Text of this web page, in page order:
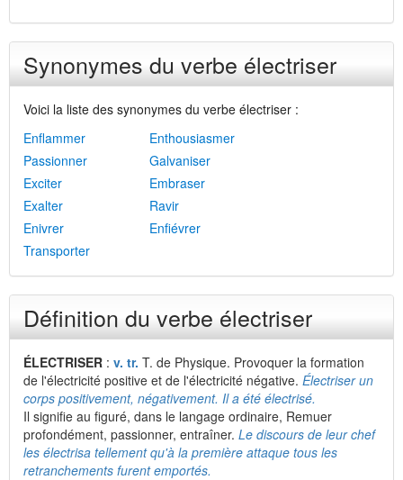
Synonymes du verbe électriser
Voici la liste des synonymes du verbe électriser :
Enflammer
Enthousiasmer
Passionner
Galvaniser
Exciter
Embraser
Exalter
Ravir
Enivrer
Enfiévrer
Transporter
Définition du verbe électriser
ÉLECTRISER : v. tr. T. de Physique. Provoquer la formation
de l'électricité positive et de l'électricité négative. Électriser un
corps positivement, négativement. Il a été électrisé.
Il signifie au figuré, dans le langage ordinaire, Remuer
profondément, passionner, entraîner. Le discours de leur chef
les électrisa tellement qu'à la première attaque tous les
retranchements furent emportés.